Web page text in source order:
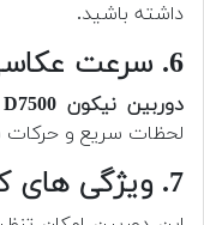
داشته باشید.
6. سرعت عکاسی پیاپی 8 فریم بر ثانیه
دوربین نیکون D7500
لحظات سریع و حرکات
7. ویژگی های کنترل دستی کامل